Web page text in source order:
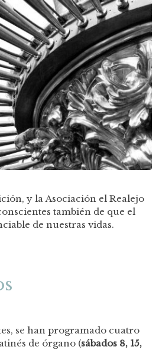
y la Asociación el Realejo
también de que el
de nuestras vidas.
se han programado cuatro
de órgano (sábados 8, 15,